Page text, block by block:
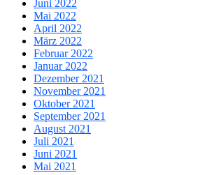
Juni 2022
Mai 2022
April 2022
März 2022
Februar 2022
Januar 2022
Dezember 2021
November 2021
Oktober 2021
September 2021
August 2021
Juli 2021
Juni 2021
Mai 2021